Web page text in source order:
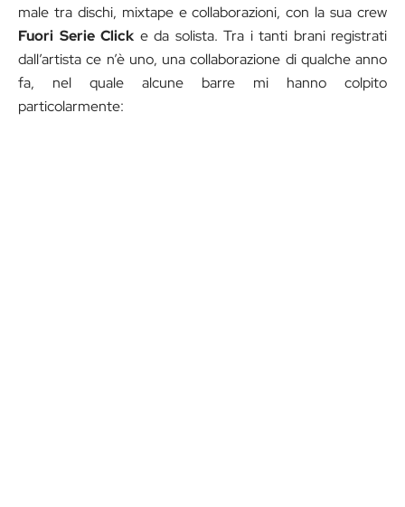
male tra dischi, mixtape e collaborazioni, con la sua crew
Fuori Serie Click e da solista. Tra i tanti brani registrati
dall’artista ce n’è uno, una collaborazione di qualche anno
fa, nel quale alcune barre mi hanno colpito
particolarmente: